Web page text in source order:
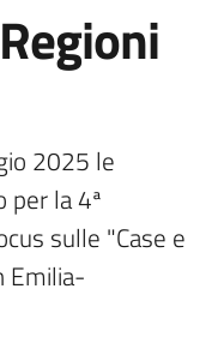
2025 le
per la 4ª
sulle "Case e
Emilia-